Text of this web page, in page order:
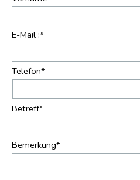
E-Mail :*
Telefon*
Betreff*
Bemerkung*